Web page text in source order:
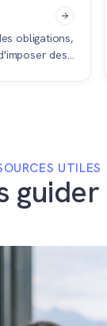
obligations,
des
UTILES